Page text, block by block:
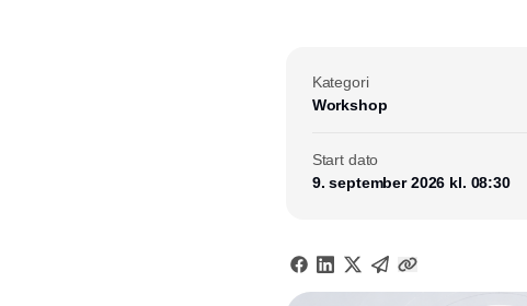
Kategori
Workshop
Start dato
9. september 2026 kl. 08:30